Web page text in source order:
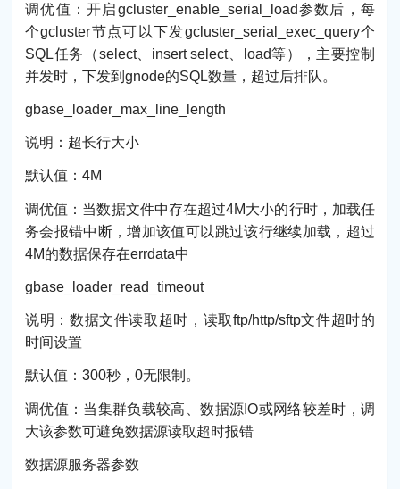
调优值：开启gcluster_enable_serial_load参数后，每
个gcluster节点可以下发gcluster_serial_exec_query个
SQL任务（select、insert select、load等），主要控制
并发时，下发到gnode的SQL数量，超过后排队。
gbase_loader_max_line_length
说明：超长行大小
默认值：4M
调优值：当数据文件中存在超过4M大小的行时，加载任
务会报错中断，增加该值可以跳过该行继续加载，超过
4M的数据保存在errdata中
gbase_loader_read_timeout
说明：数据文件读取超时，读取ftp/http/sftp文件超时的
时间设置
默认值：300秒，0无限制。
调优值：当集群负载较高、数据源IO或网络较差时，调
大该参数可避免数据源读取超时报错
数据源服务器参数